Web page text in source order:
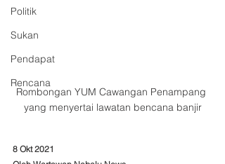
Politik
Sukan
Pendapat
Rencana
Rombongan YUM Cawangan Penampang
yang menyertai lawatan bencana banjir
8 Okt 2021